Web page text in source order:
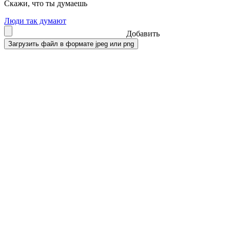
Скажи, что ты думаешь
Люди так думают
Добавить